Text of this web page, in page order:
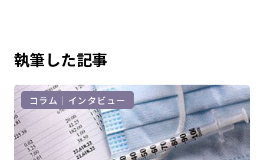
執筆した記事
コラム｜インタビュー